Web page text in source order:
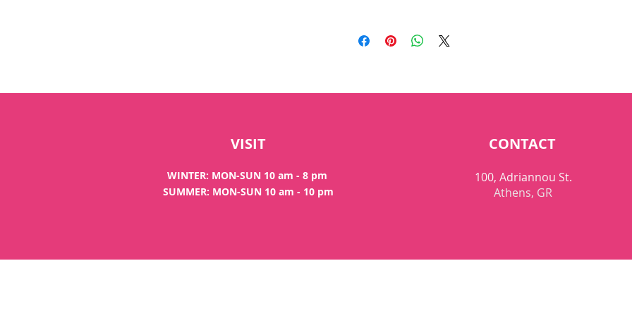
VISIT
WINTER: MON-SUN 10 am - 8 pm
SUMMER: MON-SUN 10 am - 10 pm
CONTACT
100, Adriannou St.
Athens, GR